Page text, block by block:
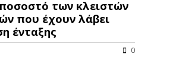
των κλειστών
που έχουν λάβει
ένταξης
0